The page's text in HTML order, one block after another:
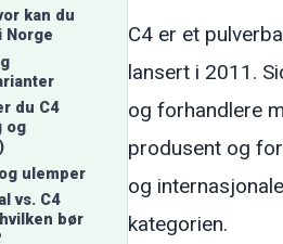
kan du
Norge
du C4
og
ulemper
vs. C4
bør
C4 er et
lansert i 2011.
og forhandlere
produsent og
og
kategorien.